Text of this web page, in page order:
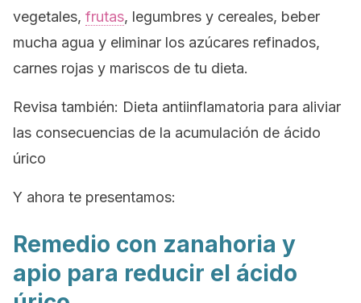
vegetales, frutas, legumbres y cereales, beber
mucha agua y eliminar los azúcares refinados,
carnes rojas y mariscos de tu dieta.
Revisa también: Dieta antiinflamatoria para aliviar
las consecuencias de la acumulación de ácido
úrico
Y ahora te presentamos:
Remedio con zanahoria y
apio para reducir el ácido